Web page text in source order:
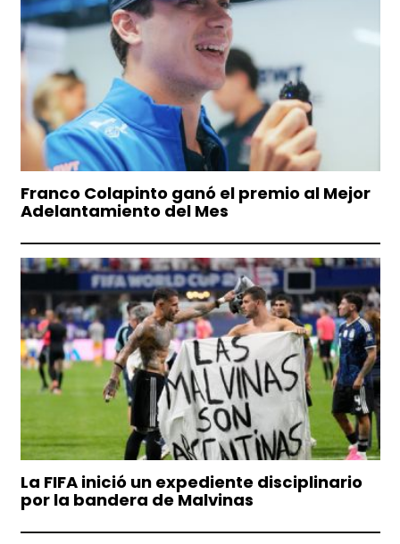
Franco Colapinto ganó el premio al Mejor
Adelantamiento del Mes
La FIFA inició un expediente disciplinario
por la bandera de Malvinas